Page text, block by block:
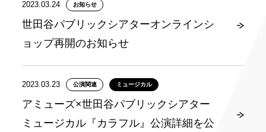
2023.03.24 お知らせ
世田谷パブリックシアターオンラインシ
ョップ再開のお知らせ
2023.03.23 公演関連 ミュージカル
アミューズ×世田谷パブリックシアター
ミュージカル『カラフル』公演詳細を公